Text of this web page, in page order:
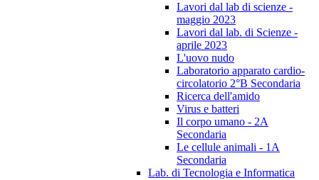
Lavori dal lab di scienze -
maggio 2023
Lavori dal lab. di Scienze -
aprile 2023
L'uovo nudo
Laboratorio apparato cardio-
circolatorio 2°B Secondaria
Ricerca dell'amido
Virus e batteri
Il corpo umano - 2A
Secondaria
Le cellule animali - 1A
Secondaria
Lab. di Tecnologia e Informatica